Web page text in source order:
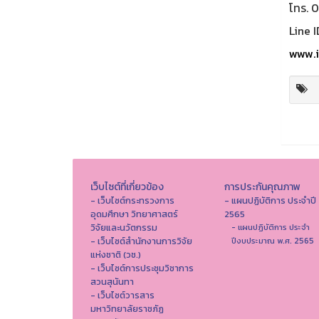
โทร.
Line
เว็บไซต์ที่เกี่ยวข้อง
- เว็บไซต์กระทรวงการ
อุดมศึกษา วิทยาศาสตร์
วิจัยและนวัตกรรม
- เว็บไซต์สำนักงานการวิจัย
แห่งชาติ (วช.)
- เว็บไซต์การประชุมวิชาการ
สวนสุนันทา
- เว็บไซต์วารสาร
มหาวิทยาลัยราชภัฏ
การประกันคุณภาพ
- แผนปฏิบัติการ ประจำปี
2565
- แผนปฏิบัติการ ประจำ
ปีงบประมาณ พ.ศ. 2565